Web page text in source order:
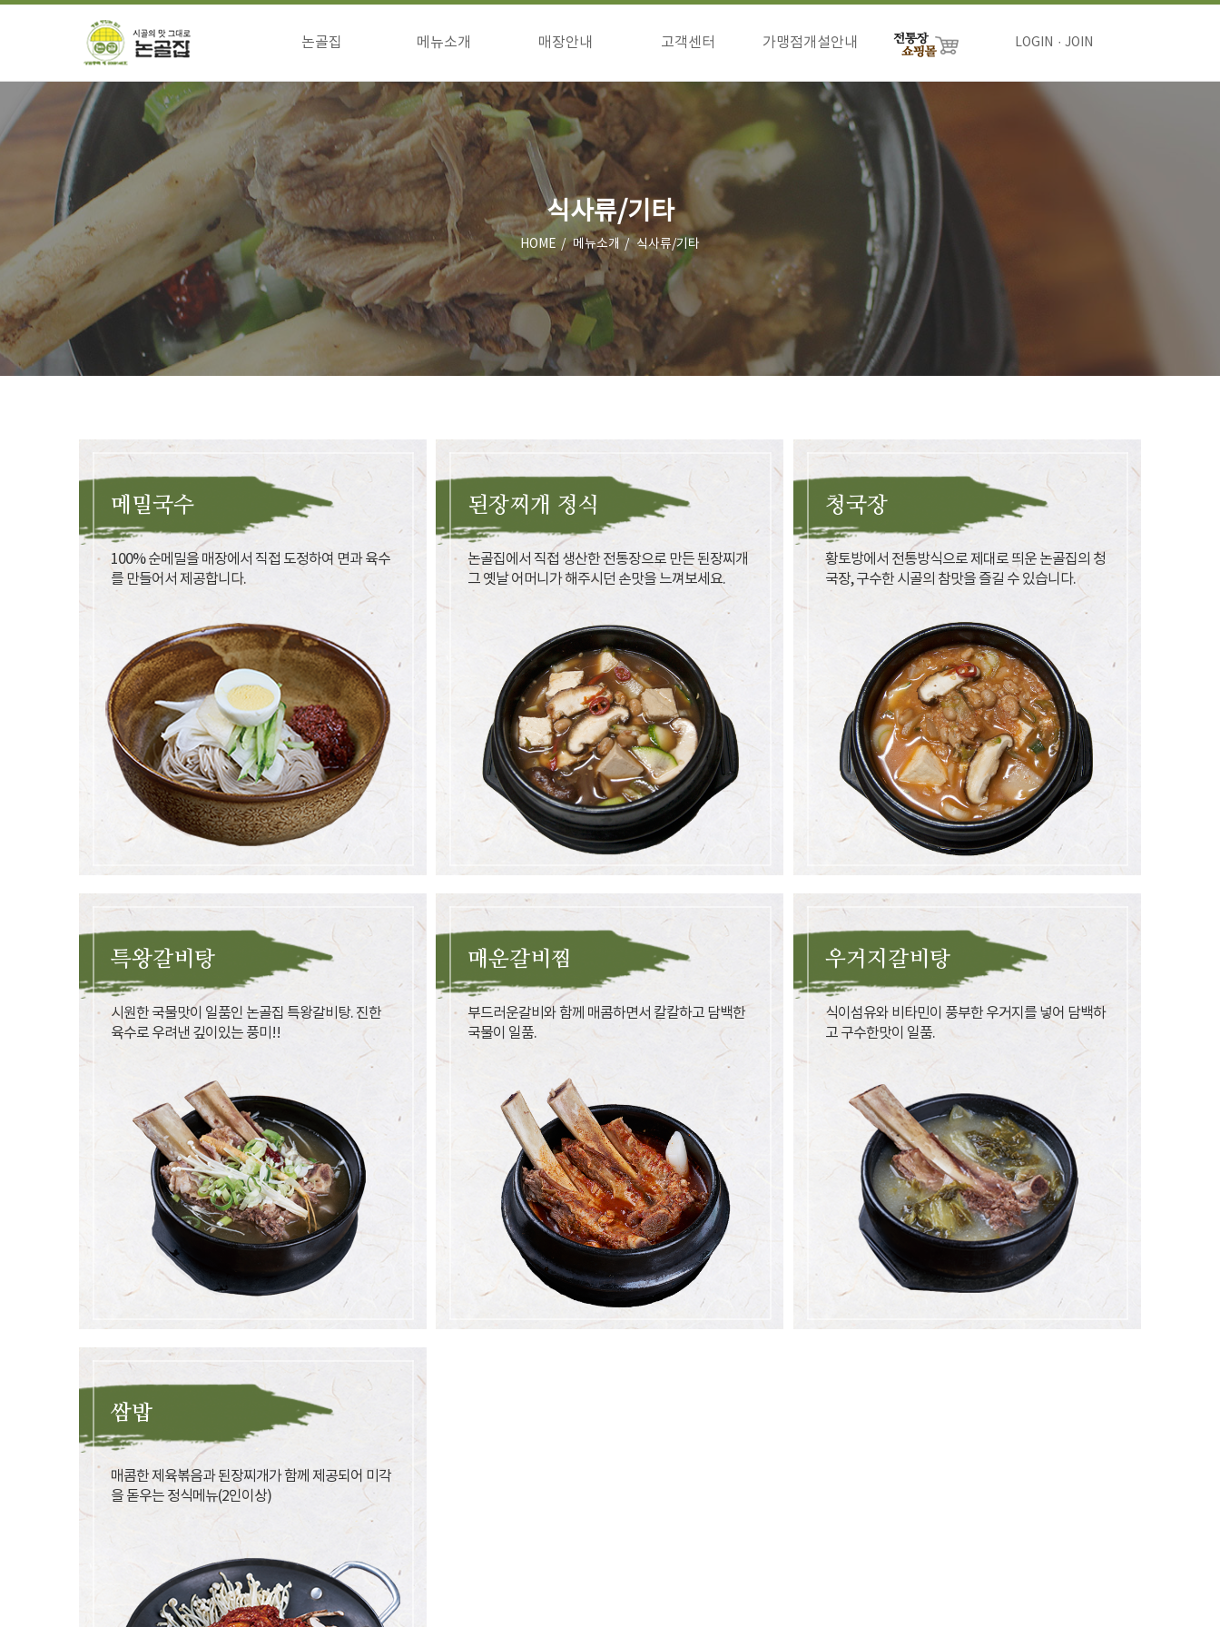
논골집
걸어온길
전통의맛 특징
향하는길
메뉴소개
구이류
식사류/기타
매장안내
매장안내
고객센터
이벤트
고객의소리
점주님방
가맹점개설안내
창업절차
상담하기
LOGIN JOIN
식사류/기타
HOME 메뉴소개 식사류/기타
메밀국수
100% 순메밀을 매장에서 직접 도정하여 면과 육수
를 만들어서 제공합니다.
된장찌개 정식
논골집에서 직접 생산한 전통장으로 만든 된장찌개
그 옛날 어머니가 해주시던 손맛을 느껴보세요.
청국장
황토방에서 전통방식으로 제대로 띄운 논골집의 청
국장, 구수한 시골의 참맛을 즐길 수 있습니다.
특왕갈비탕
시원한 국물맛이 일품인 논골집 특왕갈비탕. 진한
육수로 우려낸 깊이있는 풍미!!
매운갈비찜
부드러운갈비와 함께 매콤하면서 칼칼하고 담백한
국물이 일품.
우거지갈비탕
식이섬유와 비타민이 풍부한 우거지를 넣어 담백하
고 구수한맛이 일품.
쌈밥
매콤한 제육볶음과 된장찌개가 함께 제공되어 미각
을 돋우는 정식메뉴(2인이상)